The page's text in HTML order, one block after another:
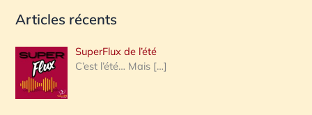
c
e
r
c
Articles récents
SuperFlux de l’été
C’est l’été… Mais […]